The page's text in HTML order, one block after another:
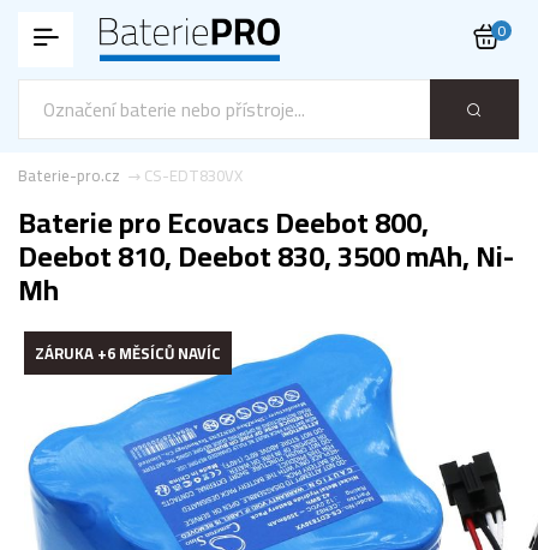
0
CS-EDT830VX
Baterie-pro.cz
Baterie pro Ecovacs Deebot 800,
Deebot 810, Deebot 830, 3500 mAh, Ni-
Mh
ZÁRUKA +6 MĚSÍCŮ NAVÍC